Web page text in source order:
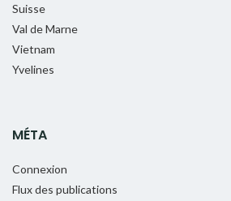
Suisse
Val de Marne
Vietnam
Yvelines
MÉTA
Connexion
Flux des publications